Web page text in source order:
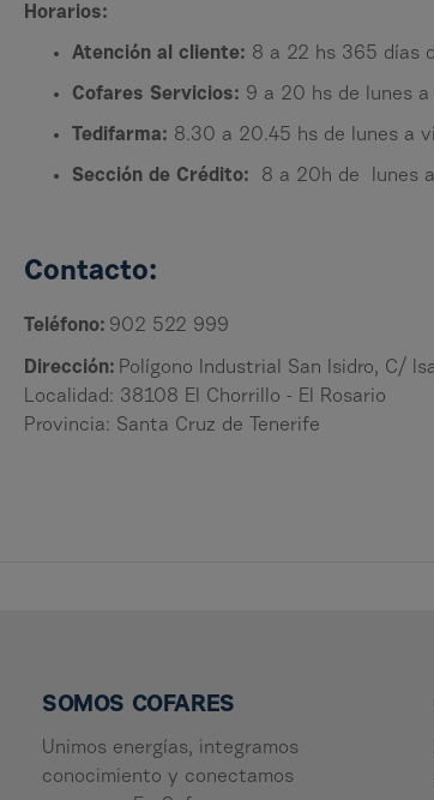
Horarios:
Atención al cliente: 8 a 22 hs 365 días
Cofares Servicios: 9 a 20 hs de lunes a
Tedifarma: 8.30 a 20.45 hs de lunes a
Sección de Crédito: 8 a 20h de lunes a
Contacto:
Teléfono: 902 522 999
Dirección: Polígono Industrial San Isidro, C/
Localidad: 38108 El Chorrillo - El Rosario
Provincia: Santa Cruz de Tenerife
SOMOS COFARES
Unimos energías, integramos
conocimiento y conectamos